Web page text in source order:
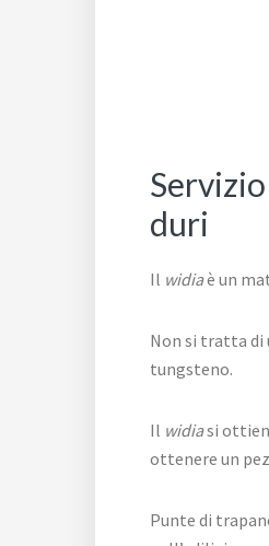
duri
Il widiaè un
Non si tratta di
tungsteno.
Il widiasi
ottenere un
Punte di